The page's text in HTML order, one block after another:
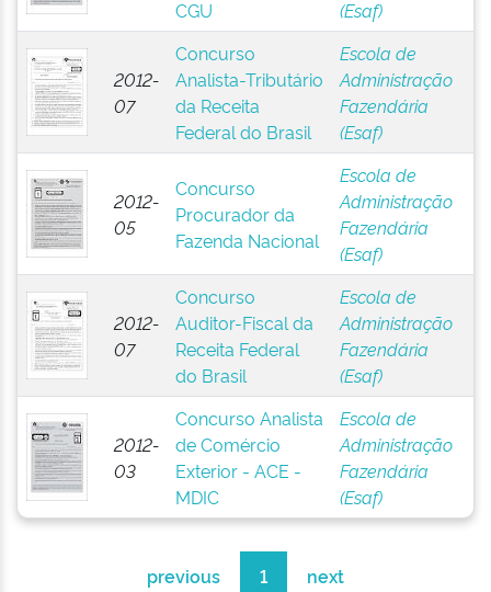
CGU
(Esaf)
2012-
07
Concurso
Analista-Tributário
da Receita
Federal do Brasil
Escola de
Administração
Fazendária
(Esaf)
2012-
05
Concurso
Procurador da
Fazenda Nacional
Escola de
Administração
Fazendária
(Esaf)
2012-
07
Concurso
Auditor-Fiscal da
Receita Federal
do Brasil
Escola de
Administração
Fazendária
(Esaf)
2012-
03
Concurso Analista
de Comércio
Exterior - ACE -
MDIC
Escola de
Administração
Fazendária
(Esaf)
previous 1 next